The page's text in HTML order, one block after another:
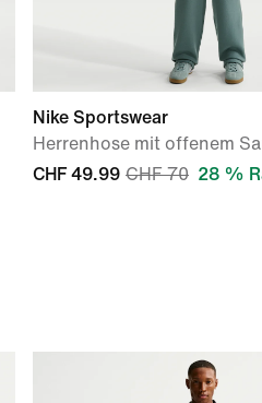
Nike Sportswear
Herrenhose mit offenem
CHF 49.99 CHF 70 28 %